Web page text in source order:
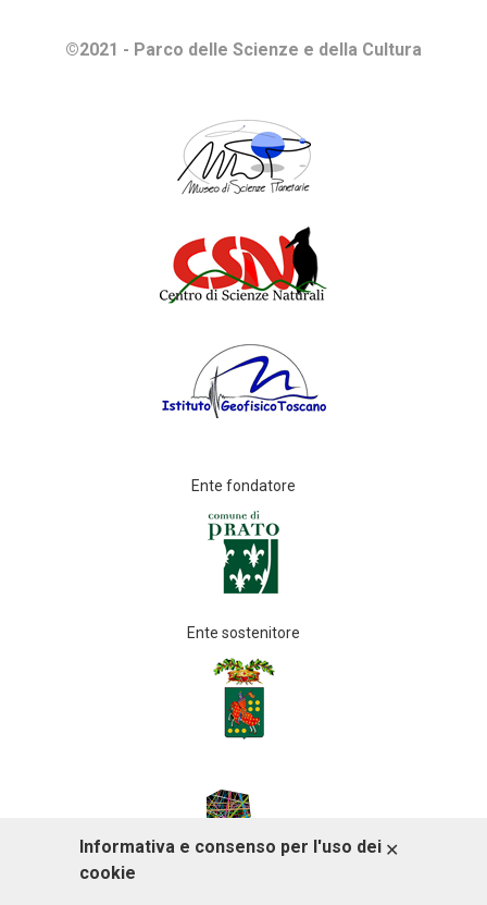
©2021 - Parco delle Scienze e della Cultura
Ente fondatore
Ente sostenitore
ACCETTO
Informativa e consenso per l'uso dei
cookie